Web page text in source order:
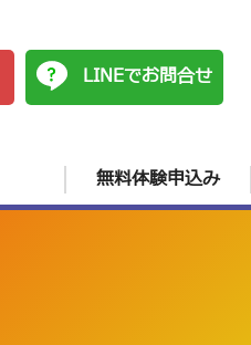
LINEでお問合せ
無料体験申込み